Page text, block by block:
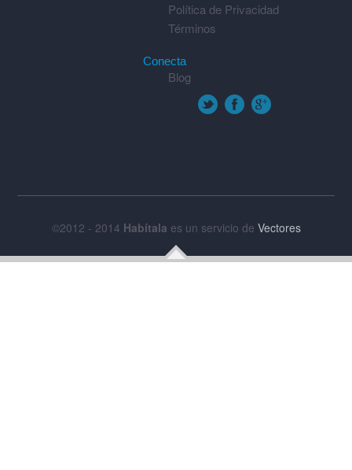
Política de Privacidad
Términos
Conecta
Blog
©2012 - 2014 Habítala es un servicio de Vectores